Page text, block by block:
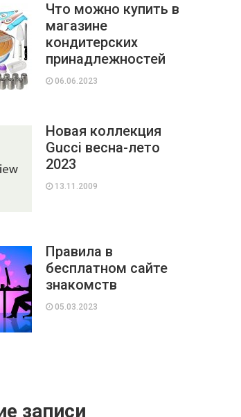
Что можно купить в
магазине
кондитерских
принадлежностей
06.06.2023
Новая коллекция
Gucci весна-лето
2023
13.11.2009
Правила в
бесплатном сайте
знакомств
05.03.2023
записи